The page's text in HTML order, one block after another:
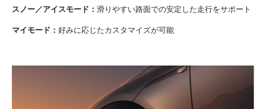
スノー／アイスモード： 滑りやすい路面での安定した走行をサポート
マイモード： 好みに応じたカスタマイズが可能